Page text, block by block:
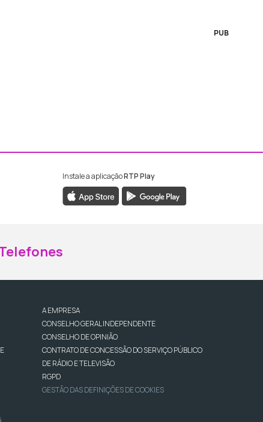
PUB
da RTP Madeira
da RTP Madeira
Instale a aplicaçãoRTP Play
A EMPRESA
CONSELHO GERAL INDEPENDENTE
CONSELHO DE OPINIÃO
CONTRATO DE CONCESSÃO DO SERVIÇO PÚBLICO
DE RÁDIO E TELEVISÃO
RGPD
GESTÃO DAS DEFINIÇÕES DE COOKIES